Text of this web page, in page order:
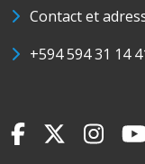
Contact et
+594 594 31 14